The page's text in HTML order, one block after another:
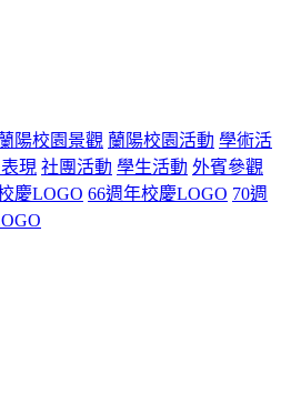
陽校園景觀 蘭陽校園活動 學術活
現 社團活動 學生活動 外賓參觀
慶LOGO 66週年校慶LOGO 70週